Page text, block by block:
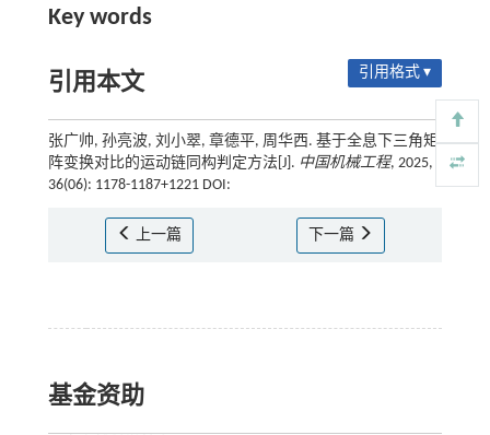
Key words
引用本文 引用格式 ▾
张广帅, 孙亮波, 刘小翠, 章德平, 周华西. 基于全息下三角矩
阵变换对比的运动链同构判定方法[J]. 中国机械工程, 2025,
36(06): 1178-1187+1221 DOI:
上一篇 下一篇
基金资助